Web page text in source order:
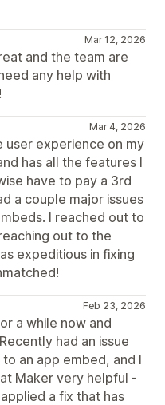
Mar 12, 2026
and the team are
any help with
Mar 4, 2026
user experience on my
has all the features I
have to pay a 3rd
a couple major issues
I reached out to
out to the
expeditious in fixing
Feb 23, 2026
a while now and
had an issue
an app embed, and I
Maker very helpful -
a fix that has